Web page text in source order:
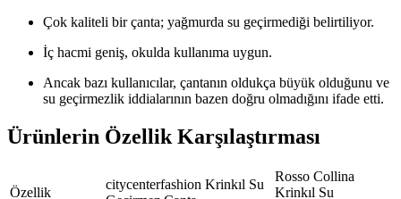
Çok kaliteli bir çanta; yağmurda su geçirmediği belirtiliyor.
İç hacmi geniş, okulda kullanıma uygun.
Ancak bazı kullanıcılar, çantanın oldukça büyük olduğunu ve
su geçirmezlik iddialarının bazen doğru olmadığını ifade etti.
Ürünlerin Özellik Karşılaştırması
Özellik
citycenterfashion Krinkıl Su
Rosso Collina
Krinkıl Su